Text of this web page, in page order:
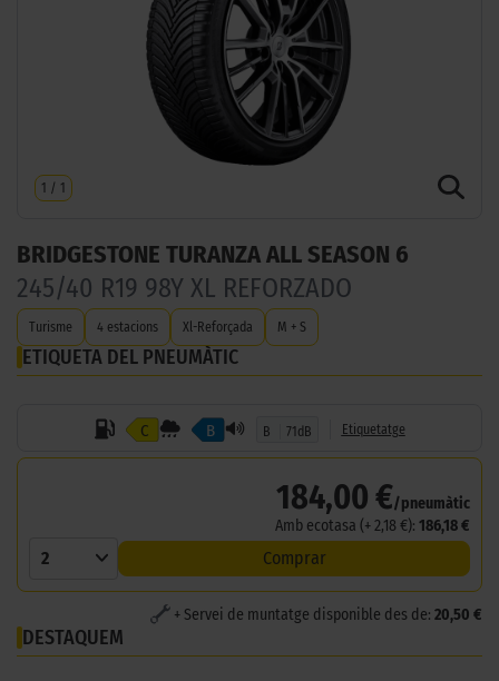
1 / 1
BRIDGESTONE TURANZA ALL SEASON 6
245/40 R19 98Y XL REFORZADO
Turisme 4 estacions Xl-Reforçada M + S
ETIQUETA DEL PNEUMÀTIC
C B B 71dB Etiquetatge
184,00 €/pneumàtic
Amb ecotasa (+ 2,18 €): 186,18 €
2 Comprar
+ Servei de muntatge disponible des de: 20,50 €
DESTAQUEM